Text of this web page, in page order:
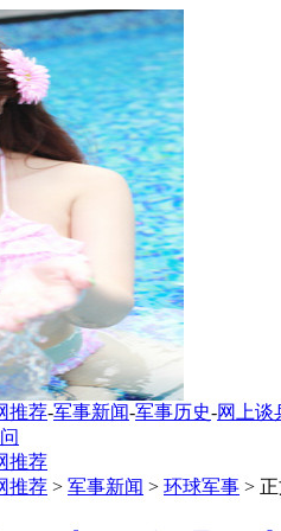
推荐-军事新闻-军事历史-网上谈
推荐
推荐 > 军事新闻 > 环球军事 >